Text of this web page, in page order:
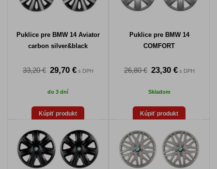
Puklice pre BMW 14 Aviator
carbon silver&black
33,20 € 29,70 €s DPH
do 3 dní
Kúpiť produkt
Puklice pre BMW 14
COMFORT
26,80 € 23,30 €s DPH
Skladom
Kúpiť produkt